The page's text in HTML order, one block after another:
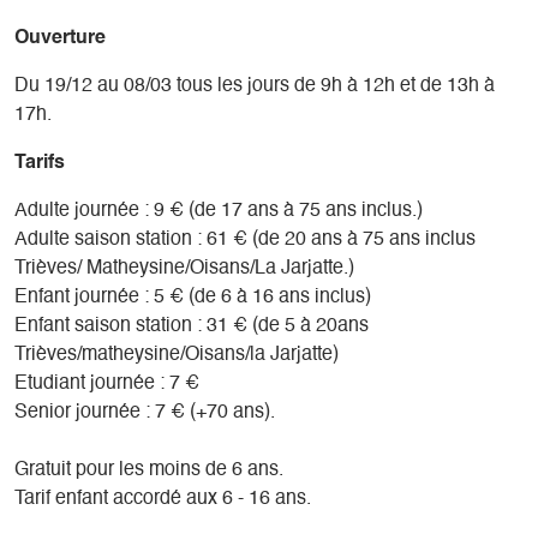
Ouverture
Du 19/12 au 08/03 tous les jours de 9h à 12h et de 13h à
17h.
Tarifs
Adulte journée : 9 € (de 17 ans à 75 ans inclus.)
Adulte saison station : 61 € (de 20 ans à 75 ans inclus
Trièves/ Matheysine/Oisans/La Jarjatte.)
Enfant journée : 5 € (de 6 à 16 ans inclus)
Enfant saison station : 31 € (de 5 à 20ans
Trièves/matheysine/Oisans/la Jarjatte)
Etudiant journée : 7 €
Senior journée : 7 € (+70 ans).
Gratuit pour les moins de 6 ans.
Tarif enfant accordé aux 6 - 16 ans.